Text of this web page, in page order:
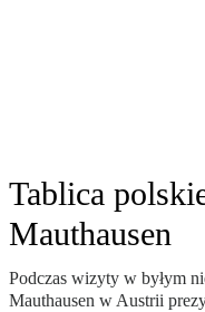
Tablica
Mauthausen
Podczas wizyty w byłym
Mauthausen w Austrii